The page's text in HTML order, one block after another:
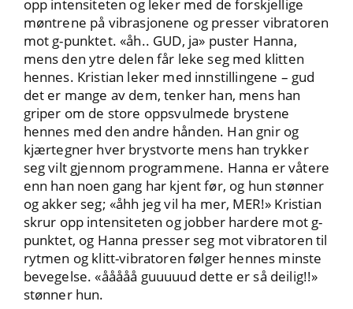
opp intensiteten og leker med de forskjellige
møntrene på vibrasjonene og presser vibratoren
mot g-punktet. «åh.. GUD, ja» puster Hanna,
mens den ytre delen får leke seg med klitten
hennes. Kristian leker med innstillingene – gud
det er mange av dem, tenker han, mens han
griper om de store oppsvulmede brystene
hennes med den andre hånden. Han gnir og
kjærtegner hver brystvorte mens han trykker
seg vilt gjennom programmene. Hanna er våtere
enn han noen gang har kjent før, og hun stønner
og akker seg; «åhh jeg vil ha mer, MER!» Kristian
skrur opp intensiteten og jobber hardere mot g-
punktet, og Hanna presser seg mot vibratoren til
rytmen og klitt-vibratoren følger hennes minste
bevegelse. «ååååå guuuuud dette er så deilig!!»
stønner hun.